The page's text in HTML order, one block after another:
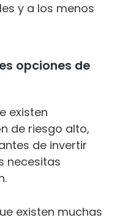
y a los menos
opciones de
existen
de riesgo alto,
de invertir
necesitas
existen muchas